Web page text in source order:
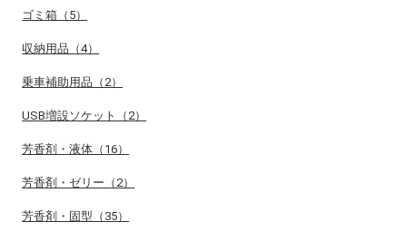
ゴミ箱（5）
収納用品（4）
乗車補助用品（2）
USB増設ソケット（2）
芳香剤・液体（16）
芳香剤・ゼリー（2）
芳香剤・固型（35）